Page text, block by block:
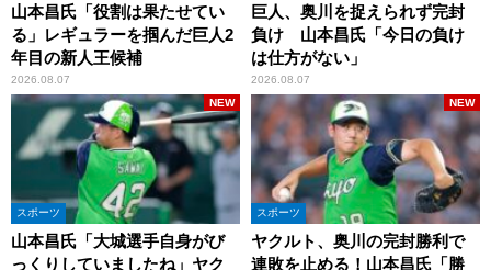
山本昌氏「役割は果たせてい
る」レギュラーを掴んだ巨人2
年目の新人王候補
2026.08.07
巨人、奥川を捉えられず完封
負け 山本昌氏「今日の負け
は仕方がない」
2026.08.07
スポーツ
山本昌氏「大城選手自身がび
っくりしていましたね」ヤク
NEW
スポーツ
ヤクルト、奥川の完封勝利で
連敗を止める！山本昌氏「勝
NEW